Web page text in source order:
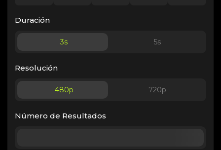
Duración
3s 5s
Resolución
480p 720p
Número de Resultados